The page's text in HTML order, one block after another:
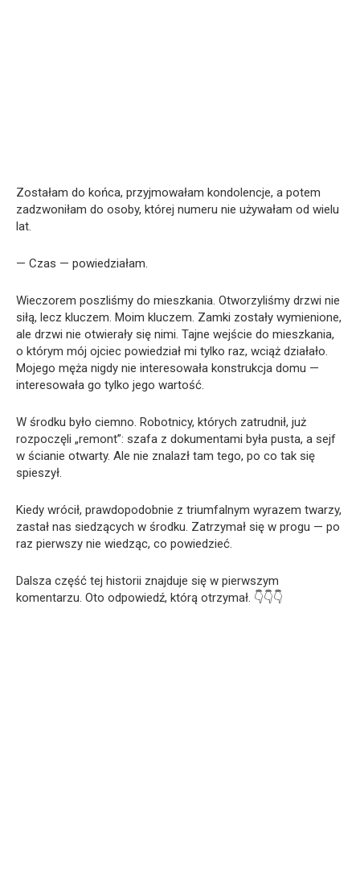
Zostałam do końca, przyjmowałam kondolencje, a potem
zadzwoniłam do osoby, której numeru nie używałam od wielu
lat.
— Czas — powiedziałam.
Wieczorem poszliśmy do mieszkania. Otworzyliśmy drzwi nie
siłą, lecz kluczem. Moim kluczem. Zamki zostały wymienione,
ale drzwi nie otwierały się nimi. Tajne wejście do mieszkania,
o którym mój ojciec powiedział mi tylko raz, wciąż działało.
Mojego męża nigdy nie interesowała konstrukcja domu —
interesowała go tylko jego wartość.
W środku było ciemno. Robotnicy, których zatrudnił, już
rozpoczęli „remont”: szafa z dokumentami była pusta, a sejf
w ścianie otwarty. Ale nie znalazł tam tego, po co tak się
spieszył.
Kiedy wrócił, prawdopodobnie z triumfalnym wyrazem twarzy,
zastał nas siedzących w środku. Zatrzymał się w progu — po
raz pierwszy nie wiedząc, co powiedzieć.
Dalsza część tej historii znajduje się w pierwszym
komentarzu. Oto odpowiedź, którą otrzymał. 👇👇👇